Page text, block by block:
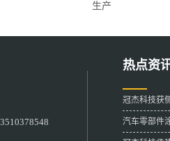
生产
热点资
冠杰科技获
汽车零部件